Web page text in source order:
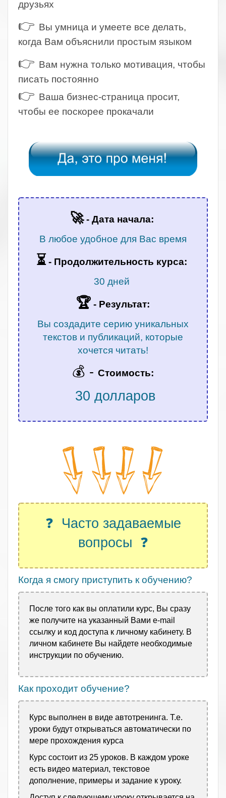
друзьях
👉 Вы умница и умеете все делать,
когда Вам объяснили простым языком
👉 Вам нужна только мотивация, чтобы
писать постоянно
👉 Ваша бизнес-страница просит,
чтобы ее поскорее прокачали
🚀- Дата начала:
В любое удобное для Вас время
⏳- Продолжительность курса:
30 дней
🏆 - Результат:
Вы создадите серию уникальных
текстов и публикаций, которые
хочется читать!
💰 - Стоимость:
30 долларов
❓ Часто задаваемые
вопросы ❓
Когда я смогу приступить к обучению?
После того как вы оплатили курс, Вы сразу
же получите на указанный Вами e-mail
ссылку и код доступа к личному кабинету. В
личном кабинете Вы найдете необходимые
инструкции по обучению.
Как проходит обучение?
Курс выполнен в виде автотренинга. Т.е.
уроки будут открываться автоматически по
мере прохождения курса
Курс состоит из 25 уроков. В каждом уроке
есть видео материал, текстовое
дополнение, примеры и задание к уроку.